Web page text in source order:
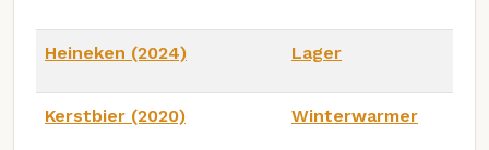
Heineken (2024) Lager
Kerstbier (2020) Winterwarmer